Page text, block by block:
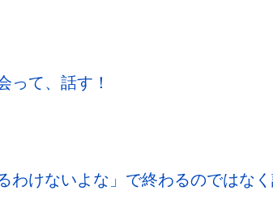
って、話す！
けないよな」で終わるのではなく